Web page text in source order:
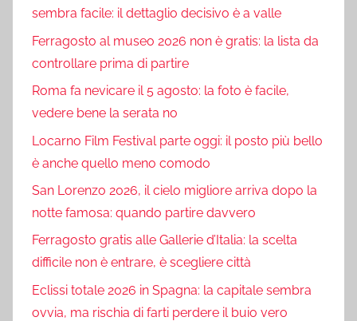
sembra facile: il dettaglio decisivo è a valle
Ferragosto al museo 2026 non è gratis: la lista da
controllare prima di partire
Roma fa nevicare il 5 agosto: la foto è facile,
vedere bene la serata no
Locarno Film Festival parte oggi: il posto più bello
è anche quello meno comodo
San Lorenzo 2026, il cielo migliore arriva dopo la
notte famosa: quando partire davvero
Ferragosto gratis alle Gallerie d’Italia: la scelta
difficile non è entrare, è scegliere città
Eclissi totale 2026 in Spagna: la capitale sembra
ovvia, ma rischia di farti perdere il buio vero